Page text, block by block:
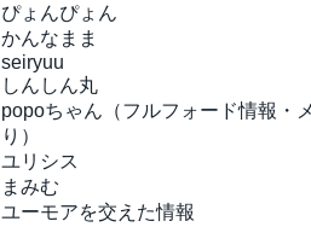
ぴょんぴょん
かんなまま
seiryuu
しんしん丸
popoちゃん（フルフォード情報・
り）
ユリシス
まみむ
ユーモアを交えた情報